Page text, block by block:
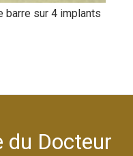
barre sur 4 implants
du Docteur